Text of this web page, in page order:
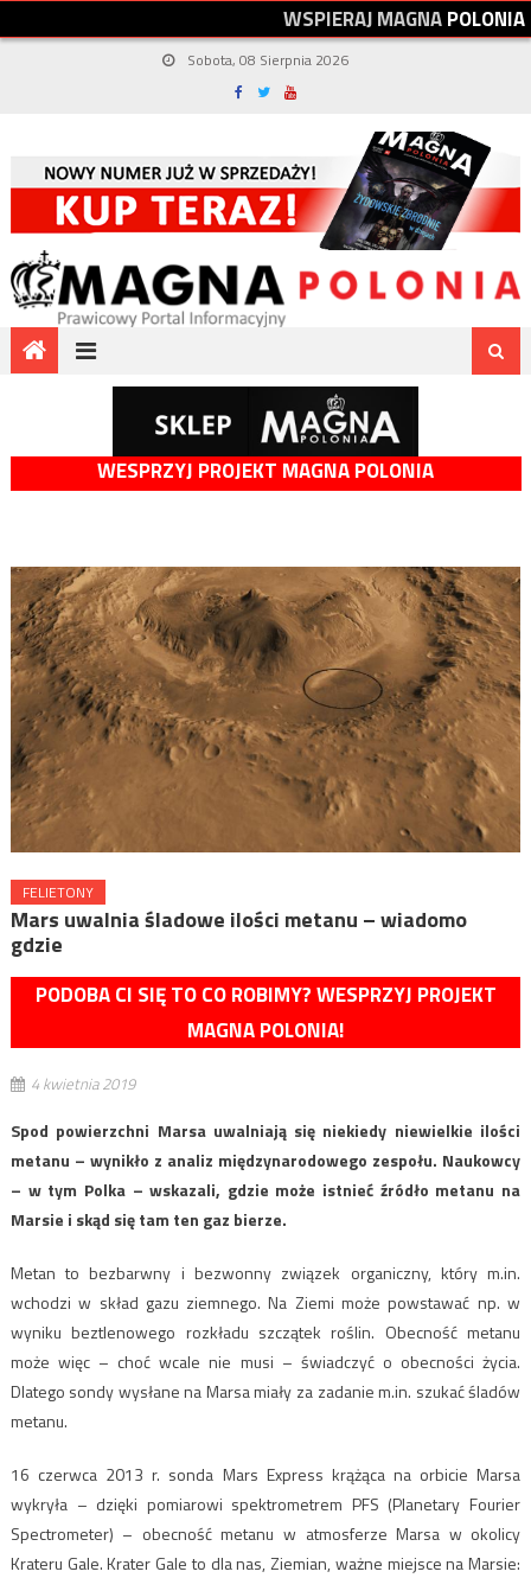
WSPIERAJMAGNAPOLONIA
Sobota, 08 Sierpnia 2026
WESPRZYJ PROJEKT MAGNA POLONIA
FELIETONY
Mars uwalnia śladowe ilości metanu – wiadomo
gdzie
PODOBA CI SIĘ TO CO ROBIMY? WESPRZYJ PROJEKT
MAGNA POLONIA!
4 kwietnia 2019
Spod powierzchni Marsa uwalniają się niekiedy niewielkie ilości
metanu – wynikło z analiz międzynarodowego zespołu. Naukowcy
– w tym Polka – wskazali, gdzie może istnieć źródło metanu na
Marsie i skąd się tam ten gaz bierze.
Metan to bezbarwny i bezwonny związek organiczny, który m.in.
wchodzi w skład gazu ziemnego. Na Ziemi może powstawać np. w
wyniku beztlenowego rozkładu szczątek roślin. Obecność metanu
może więc – choć wcale nie musi – świadczyć o obecności życia.
Dlatego sondy wysłane na Marsa miały za zadanie m.in. szukać śladów
metanu.
16 czerwca 2013 r. sonda Mars Express krążąca na orbicie Marsa
wykryła – dzięki pomiarowi spektrometrem PFS (Planetary Fourier
Spectrometer) – obecność metanu w atmosferze Marsa w okolicy
Krateru Gale. Krater Gale to dla nas, Ziemian, ważne miejsce na Marsie: